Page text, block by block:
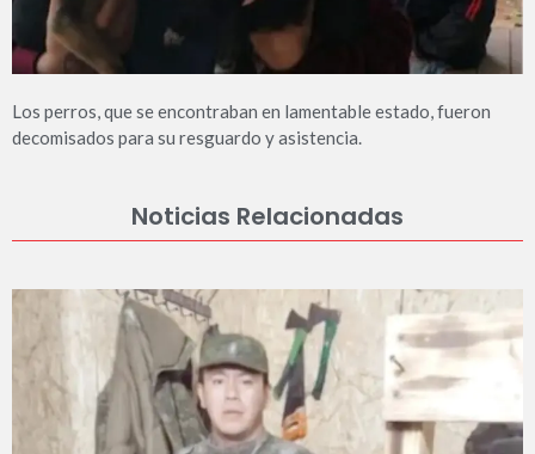
Los perros, que se encontraban en lamentable estado, fueron
decomisados para su resguardo y asistencia.
Noticias Relacionadas